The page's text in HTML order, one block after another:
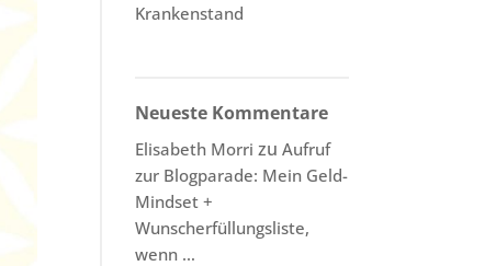
Krankenstand
Neueste Kommentare
Elisabeth Morri zuAufruf
zur Blogparade: Mein Geld-
Mindset +
Wunscherfüllungsliste,
wenn …